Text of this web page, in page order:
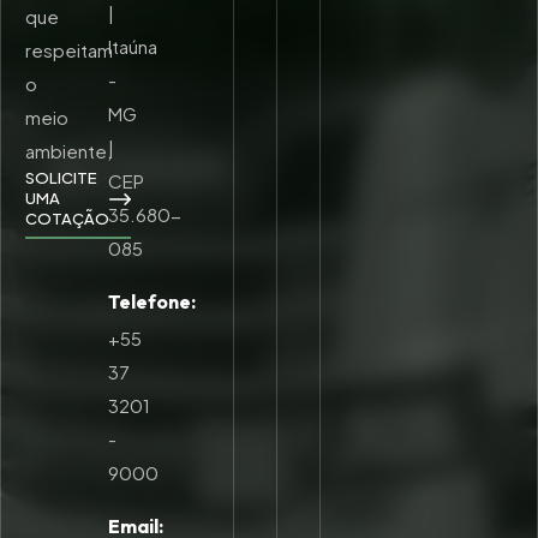
que
respeitam
o
meio
ambiente,
SOLICITE
UMA
COTAÇÃO
|
Itaúna
-
MG
|
CEP
35.680-
085
Telefone:
+55
37
3201
-
9000
Email: